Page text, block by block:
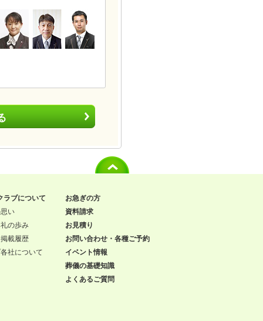
ラブについて
い
の歩み
載履歴
社について
お急ぎの方
資料請求
お見積り
お問い合わせ・各種ご予約
イベント情報
葬儀の基礎知識
よくあるご質問